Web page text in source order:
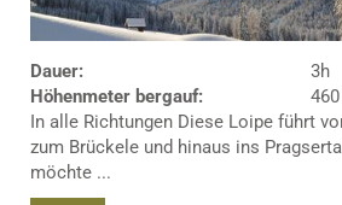
Dauer:
3h
Höhenmeter bergauf:
In alle Richtungen Diese Loipe führt
zum Brückele und hinaus ins
möchte ...